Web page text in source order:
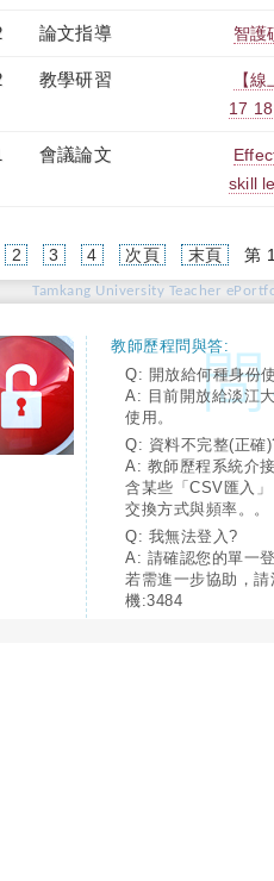
論文指導 智護
教學研習
【
17
會議論文
skill
2 3 4 次頁 末頁 第
Tamkang University Teacher
教師歷程問與答:
Q: 開放給何種身份
A: 目前開放給淡江
使用。
Q: 資料不完整(正確
A: 教師歷程系統介
含某些「CSV匯入
交換方式與頻率。。
Q: 我無法登入?
A: 請確認您的單一
若需進一步協助，
機:3484